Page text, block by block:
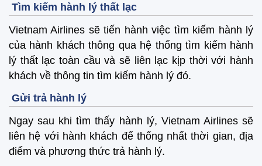
Tìm kiếm hành lý thất lạc
Vietnam Airlines sẽ tiến hành việc tìm kiếm hành lý
của hành khách thông qua hệ thống tìm kiếm hành
lý thất lạc toàn cầu và sẽ liên lạc kịp thời với hành
khách về thông tin tìm kiếm hành lý đó.
Gửi trả hành lý
Ngay sau khi tìm thấy hành lý, Vietnam Airlines sẽ
liên hệ với hành khách để thống nhất thời gian, địa
điểm và phương thức trả hành lý.